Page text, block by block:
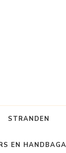
STRANDEN
EN